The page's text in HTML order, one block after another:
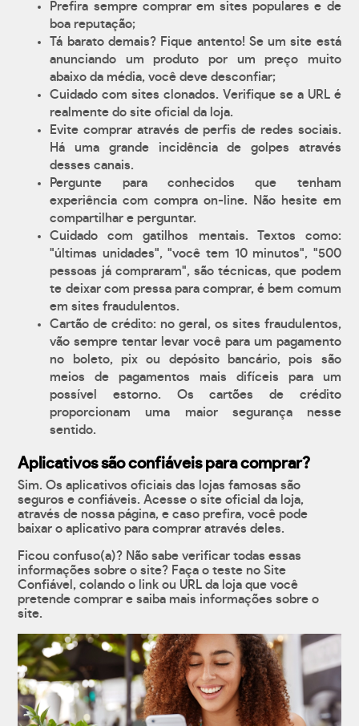
Prefira sempre comprar em sites populares e de
boa reputação;
Tá barato demais? Fique antento! Se um site está
anunciando um produto por um preço muito
abaixo da média, você deve desconfiar;
Cuidado com sites clonados. Verifique se a URL é
realmente do site oficial da loja.
Evite comprar através de perfis de redes sociais.
Há uma grande incidência de golpes através
desses canais.
Pergunte para conhecidos que tenham
experiência com compra on-line. Não hesite em
compartilhar e perguntar.
Cuidado com gatilhos mentais. Textos como:
"últimas unidades", "você tem 10 minutos", "500
pessoas já compraram", são técnicas, que podem
te deixar com pressa para comprar, é bem comum
em sites fraudulentos.
Cartão de crédito: no geral, os sites fraudulentos,
vão sempre tentar levar você para um pagamento
no boleto, pix ou depósito bancário, pois são
meios de pagamentos mais difíceis para um
possível estorno. Os cartões de crédito
proporcionam uma maior segurança nesse
sentido.
Aplicativos são confiáveis para comprar?
Sim. Os aplicativos oficiais das lojas famosas são
seguros e confiáveis. Acesse o site oficial da loja,
através de nossa página, e caso prefira, você pode
baixar o aplicativo para comprar através deles.
Ficou confuso(a)? Não sabe verificar todas essas
informações sobre o site? Faça o teste no Site
Confiável, colando o link ou URL da loja que você
pretende comprar e saiba mais informações sobre o
site.